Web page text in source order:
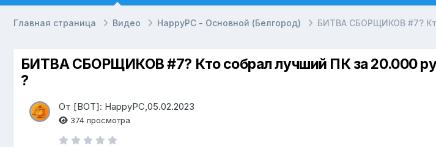
Главная страница Видео HappyPC - Основной (Белгород) БИТВА СБОРЩИКОВ #7?
БИТВА СБОРЩИКОВ #7? Кто собрал лучший ПК за 20.000
?
От [BOT]: HappyPC,05.02.2023
374 просмотра